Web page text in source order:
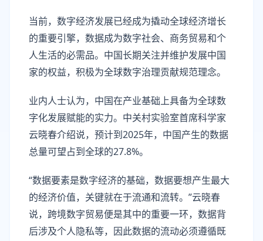
当前，数字经济发展已经成为撬动全球经济增长
的重要引擎，数据成为数字社会、商务贸易和个
人生活的必需品。中国长期关注并维护发展中国
家的权益，积极为全球数字治理贡献规范理念。
业内人士认为，中国在产业基础上具备为全球数
字化发展赋能的实力。中关村实验室首席科学家
云晓春介绍说，预计到2025年，中国产生的数据
总量可望占到全球的27.8%。
“数据要素是数字经济的基础，数据要想产生最大
的经济价值，关键就在于流通和流转。”云晓春
说，跨境数字贸易便是其中的重要一环，数据背
后涉及个人隐私等，因此数据的流动必须遵循既